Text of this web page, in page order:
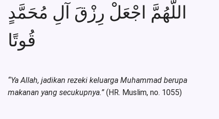
اللَّهُمَّ اجْعَلْ رِزْقَ آلِ مُحَمَّدٍ
قُوتًا
“Ya Allah, jadikan rezeki keluarga Muhammad berupa
makanan yang secukupnya.” (HR. Muslim, no. 1055)